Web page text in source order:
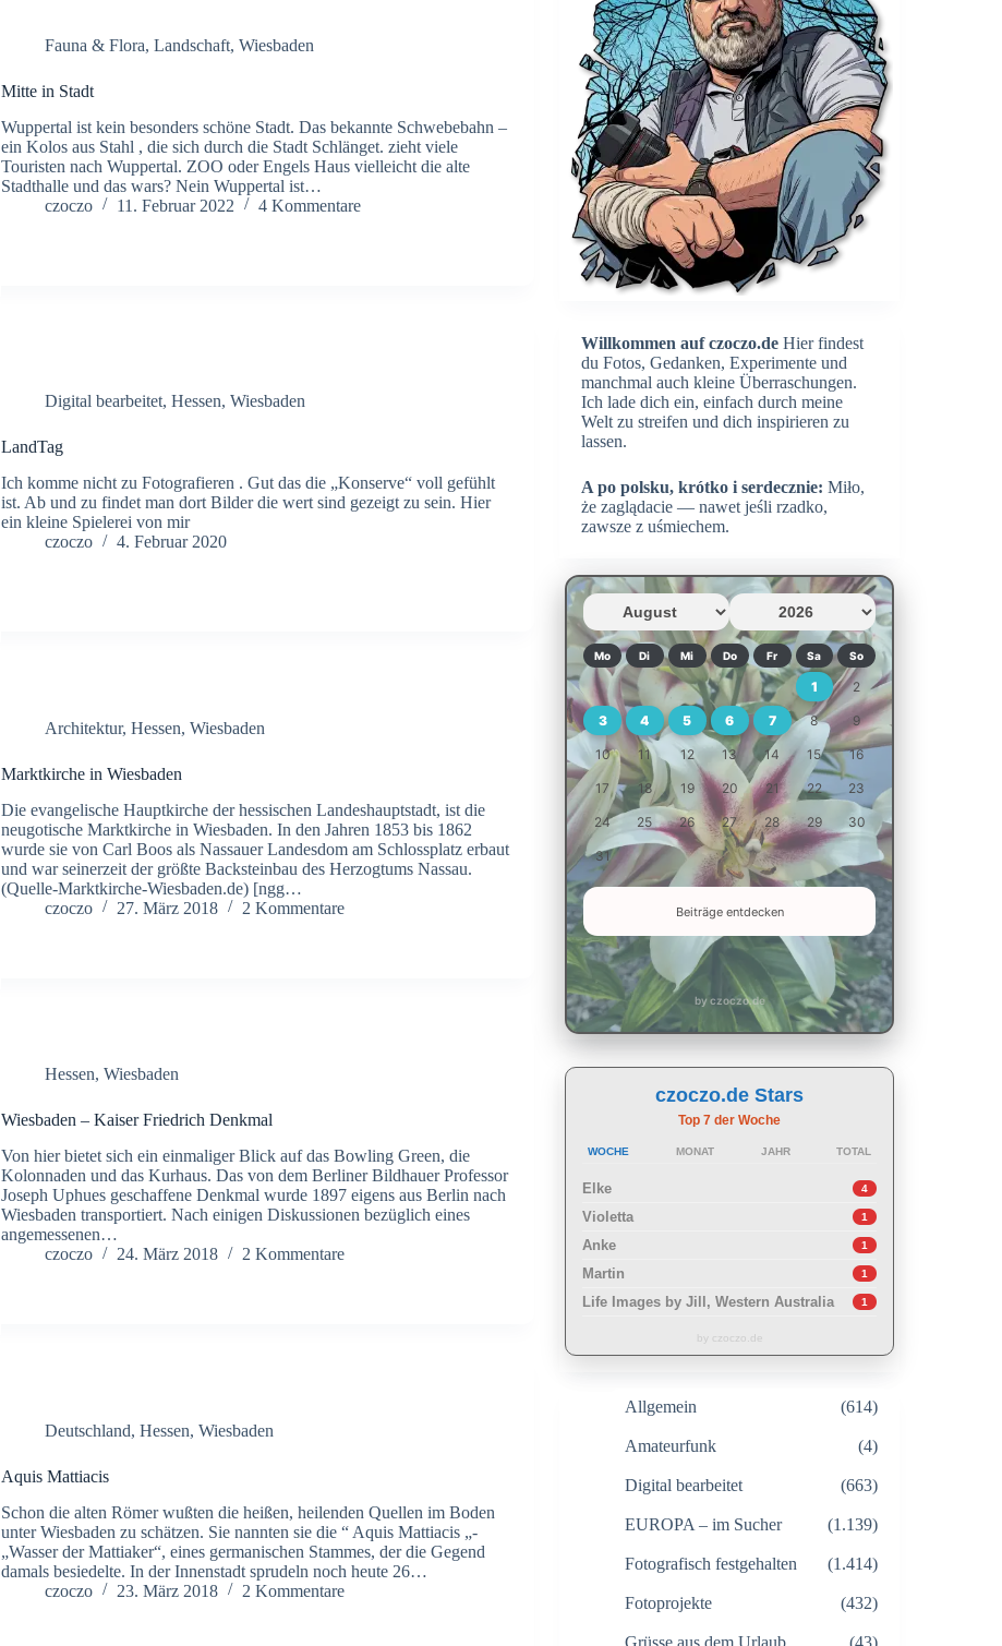
Fauna & Flora,Landschaft,Wiesbaden
Mitte in Stadt
Wuppertal ist kein besonders schöne Stadt. Das bekannte Schwebebahn –
ein Kolos aus Stahl , die sich durch die Stadt Schlänget. zieht viele
Touristen nach Wuppertal. ZOO oder Engels Haus vielleicht die alte
Stadthalle und das wars? Nein Wuppertal ist…
czoczo
11. Februar 2022 4 Kommentare
Digital bearbeitet,Hessen,Wiesbaden
LandTag
Ich komme nicht zu Fotografieren . Gut das die „Konserve“ voll gefühlt
ist. Ab und zu findet man dort Bilder die wert sind gezeigt zu sein. Hier
ein kleine Spielerei von mir
czoczo
4. Februar 2020
Architektur,Hessen,Wiesbaden
Marktkirche in Wiesbaden
Die evangelische Hauptkirche der hessischen Landeshauptstadt, ist die
neugotische Marktkirche in Wiesbaden. In den Jahren 1853 bis 1862
wurde sie von Carl Boos als Nassauer Landesdom am Schlossplatz erbaut
und war seinerzeit der größte Backsteinbau des Herzogtums Nassau.
(Quelle-Marktkirche-Wiesbaden.de) [ngg…
czoczo
27. März 2018 2 Kommentare
Hessen,Wiesbaden
Wiesbaden – Kaiser Friedrich Denkmal
Von hier bietet sich ein ein­maliger Blick auf das Bowling Green, die
Kolonnaden und das Kurhaus. Das von dem Berliner Bild­hauer Professor
Joseph Uphues geschaffene Denkmal wurde 1897 eigens aus Berlin nach
Wiesbaden transportiert. Nach einigen Diskussionen bezüglich eines
angemessenen…
czoczo
24. März 2018 2 Kommentare
Deutschland,Hessen,Wiesbaden
Aquis Mattiacis
Schon die alten Römer wußten die heißen, heilenden Quellen im Boden
unter Wiesbaden zu schätzen. Sie nannten sie die “ Aquis Mattiacis „-
„Wasser der Mattiaker“, eines germanischen Stammes, der die Gegend
damals besiedelte. In der Innenstadt sprudeln noch heute 26…
czoczo
23. März 2018 2 Kommentare
Willkommen auf czoczo.de Hier findest
du Fotos, Gedanken, Experimente und
manchmal auch kleine Überraschungen.
Ich lade dich ein, einfach durch meine
Welt zu streifen und dich inspirieren zu
lassen.
A po polsku, krótko i serdecznie: Miło,
że zaglądacie — nawet jeśli rzadko,
zawsze z uśmiechem.
Mo Di Mi Do Fr Sa So
1 2
3 4 5 6 7 8 9
10 11 12 13 14 15 16
17 18 19 20 21 22 23
24 25 26 27 28 29 30
31
Beiträge entdecken
by czoczo.de
czoczo.de Stars
Top 7 der Woche
WOCHE MONAT JAHR TOTAL
Elke 4
Violetta 1
Anke 1
Martin 1
Life Images by Jill, Western Australia 1
by czoczo.de
Allgemein (614)
Amateurfunk (4)
Digital bearbeitet (663)
EUROPA – im Sucher (1.139)
Fotografisch festgehalten (1.414)
Fotoprojekte (432)
Grüsse aus dem Urlaub (43)